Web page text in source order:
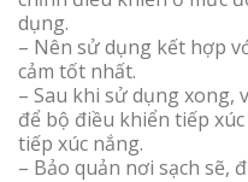
dụng.
– Nên sử dụng kết hợp
cảm tốt nhất.
– Sau khi sử dụng xong,
để bộ điều khiển tiếp
tiếp xúc nắng.
– Bảo quản nơi sạch sẽ,